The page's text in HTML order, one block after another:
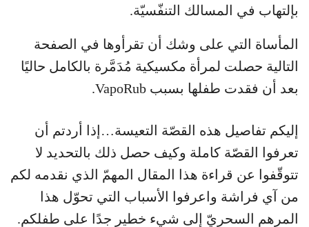
بإلتهاب في المسالك التنفّسيّة.
المأساة التي على وشك أن تقرأوها في الصفحة
التالية حصلت لمرأة مكسيكية مُدَمَّرة بالكامل حاليًا
بعد أن فقدت طفلها بسبب VapoRub.
إليكم تفاصيل هذه القصّة التعيسة…إذا أردتم أن
تعرفوا القصّة كاملة وكيف حصل ذلك بالتحديد لا
تتوقّفوا عن قراءة هذا المقال المهمّ الذي نقدمه لكم
من آي فراشة واعرفوا الأسباب التي تحوّل هذا
المرهم السحريّ إلى شيء خطير جدًا على طفلكم.